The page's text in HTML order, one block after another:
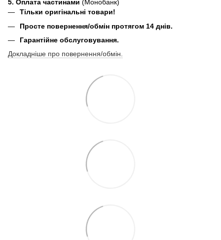
5. Оплата частинами (Монобанк)
Тільки оригінальні товари!
Просте повернення/обмін протягом 14 днів.
Гарантійне обслуговування.
Докладніше про повернення/обмін.